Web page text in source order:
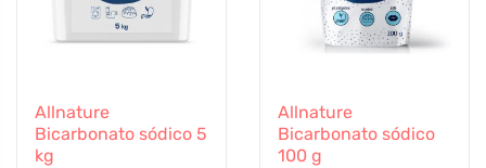
Allnature
Bicarbonato sódico 5
kg
Allnature
Bicarbonato sódico
100 g